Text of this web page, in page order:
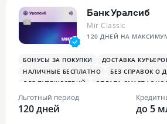
Банк Уралсиб
Mir Classic
120 ДНЕЙ НА
БОНУСЫ ЗА ПОКУПКИ
ДОСТАВКА
НАЛИЧНЫЕ БЕСПЛАТНО
БЕЗ СПРАВОК О
ДЛЯ ПУТЕШЕСТВИЙ
ОПЛАТА
Льготный период
120 дней до 5